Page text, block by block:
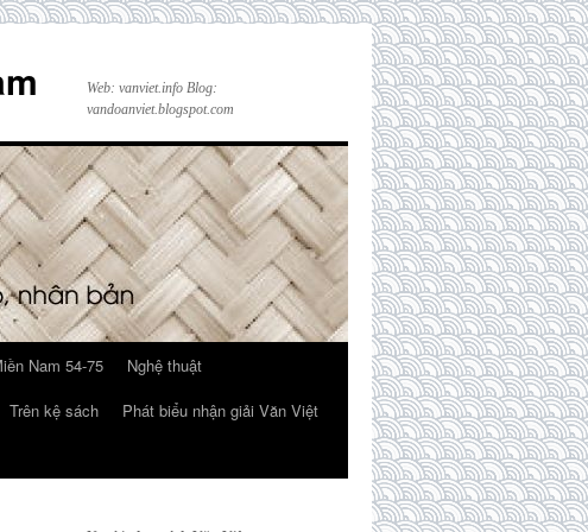
Web: vanviet.info Blog:
vandoanviet.blogspot.com
Nam 54-75
Nghệ thuật
Trên kệ sách
Phát biểu nhận giải Văn Việt